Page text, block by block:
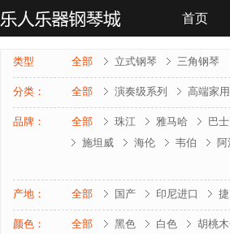
首页
联系我们
类型 全部 立式钢琴 三角钢琴
分类： 全部 演奏级系列 高端家
品牌： 全部 珠江 雅马哈 巴
施坦威
海伦 韦伯 阿
产地： 全部 国产 印尼进口
颜色： 全部 黑色 白色 胡桃